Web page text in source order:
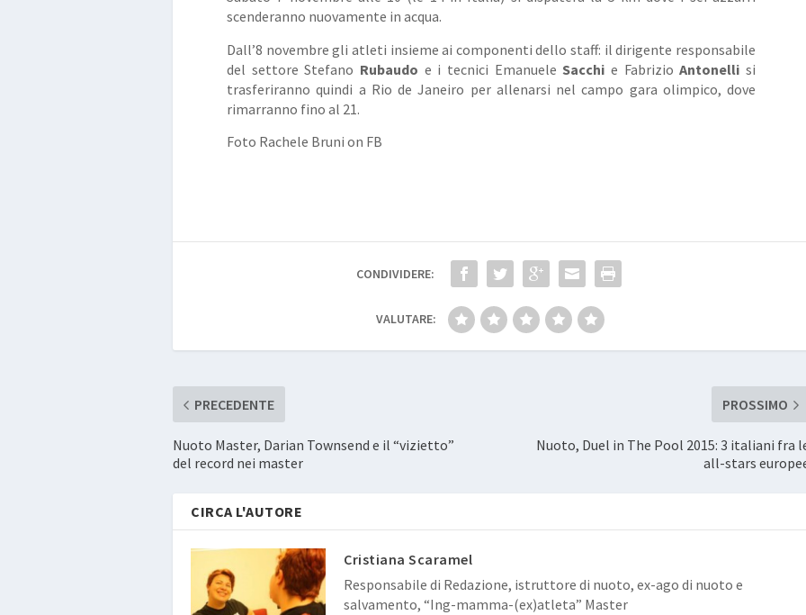
scenderanno nuovamente in acqua.
Dall’8 novembre gli atleti insieme ai componenti dello staff: il dirigente responsabile
del settore Stefano Rubaudo e i tecnici Emanuele Sacchi e FabrizioAntonelli si
trasferiranno quindi a Rio de Janeiro per allenarsi nel campo gara olimpico, dove
rimarranno fino al 21.
Foto Rachele Bruni on FB
CONDIVIDERE:
VALUTARE:
PRECEDENTE
Nuoto Master, Darian Townsend e il “vizietto”
del record nei master
PROSSIMO
Nuoto, Duel in The Pool 2015: 3 italiani fra
all-stars
CIRCA L'AUTORE
Cristiana Scaramel
Responsabile di Redazione, istruttore di nuoto, ex-ago di nuoto e
salvamento, “Ing-mamma-(ex)atleta” Master